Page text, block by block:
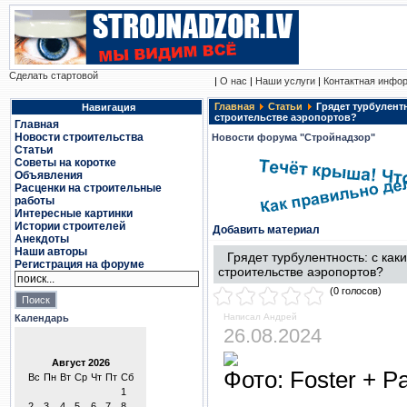
Сделать стартовой | О нас | Наши услуги | Контактная
Навигация
Главная
Новости строительства
Статьи
Советы на коротке
Объявления
Расценки на строительные
работы
Интересные картинки
Истории строителей
Анекдоты
Наши авторы
Регистрация на форуме
Календарь
Главная Статьи
Грядет
строительстве аэропортов?
Новости форума "Стройнадзор"
Добавить материал
Грядет турбулентность: с
строительстве аэропортов?
(0 голосов)
Написал Андрей
26.08.2024
Фото: Foster +